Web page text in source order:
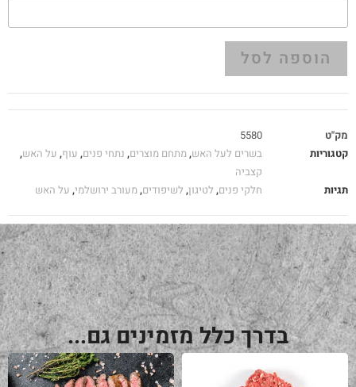
הוספה לסל
מק"ט
5580
קטגוריות
בשרים לעל האש,מתחם מוצרים, נתחי פנים, עוף, על האש,
קצביה
תגיות
חלקי פנים, לטיגון, לשיפודים,מעורב ירושלמי, על האש
בדרך כלל מזמינים גם...